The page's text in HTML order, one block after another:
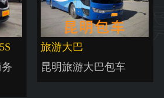
旅游大巴
昆明旅游大巴包车